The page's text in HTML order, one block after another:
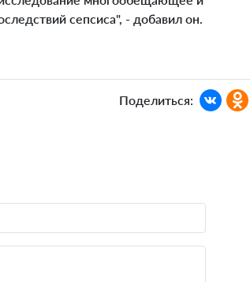
сепсиса", - добавил он.
Поделиться: